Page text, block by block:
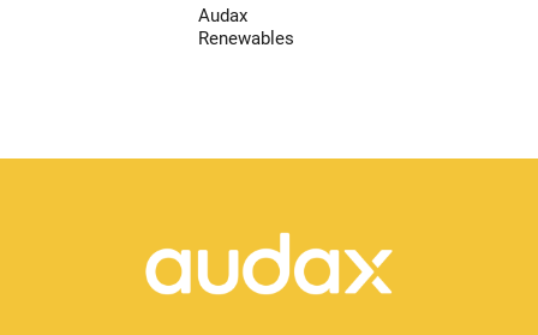
Audax
Renewables